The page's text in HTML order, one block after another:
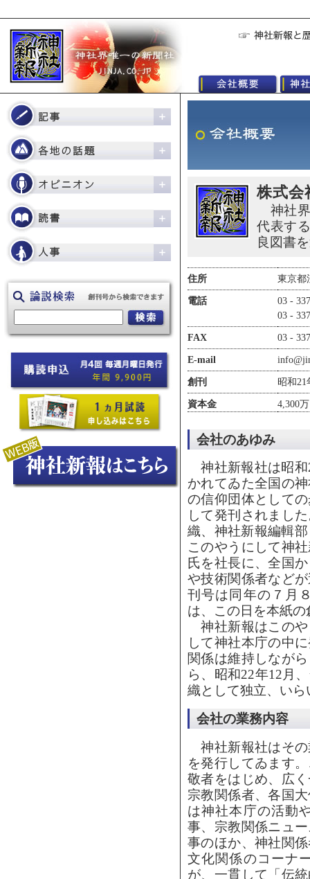
株式会
神社界
代表す
良図書
住所
東京都
電話
03 -
03 -
FAX
03 -
E-mail
創刊
昭和
資本金
4,300
会社のあゆみ
神社新報社は昭和
かれてゐた全国の
の信仰団体として
して発刊されまし
織、神社新報編輯
このやうにして神
氏を社長に、全国
や技術関係者など
刊号は同年の７月
は、この日を本紙
神社新報はこのや
して神社本庁の中
関係は維持しなが
ら、昭和22年12月
織として独立、い
会社の業務内容
神社新報社はその
を発行してゐます
敬者をはじめ、広
宗教関係者、各国
は神社本庁の活動
事、宗教関係ニュ
事のほか、神社関
文化関係のコーナ
が、一貫して「伝